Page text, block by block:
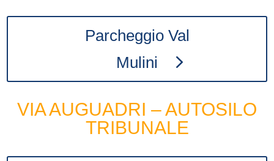
Parcheggio Val
Mulini
VIA AUGUADRI – AUTOSILO
TRIBUNALE